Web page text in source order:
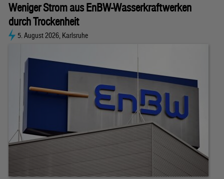
Weniger Strom aus EnBW-Wasserkraftwerken
durch Trockenheit
5. August 2026, Karlsruhe